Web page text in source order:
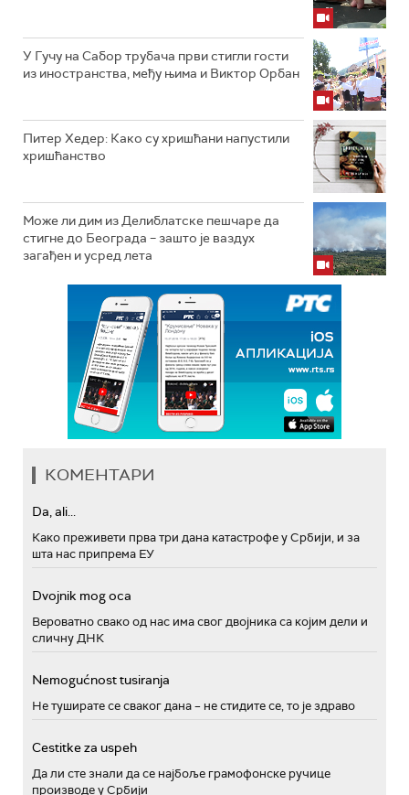
У Гучу на Сабор трубача први стигли гости
из иностранства, међу њима и Виктор Орбан
Питер Хедер: Како су хришћани напустили
хришћанство
Може ли дим из Делиблатске пешчаре да
стигне до Београда – зашто је ваздух
загађен и усред лета
КОМЕНТАРИ
Da, ali...
Како преживети прва три дана катастрофе у Србији, и за
шта нас припрема ЕУ
Dvojnik mog oca
Вероватно свако од нас има свог двојника са којим дели и
сличну ДНК
Nemogućnost tusiranja
Не туширате се сваког дана – не стидите се, то је здраво
Cestitke za uspeh
Да ли сте знали да се најбоље грамофонске ручице
производе у Србији